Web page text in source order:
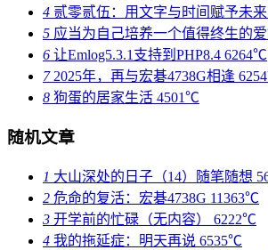
4 贰零贰伍：用文字与时间赋予未
5 应当为自己培养一个值得终生的
6 让Emlog5.3.1支持到PHP8.4 6264℃
72025年，再与宏碁4738G相逢
8 狗蛋的居家生活 4501℃
随机文章
1 大山深处的日子（14）随笔随想
2 危命的复活：宏碁4738G 11363℃
3 开学前的忙碌（无内容） 6222℃
4 我的拖延症：明天再说 6535℃